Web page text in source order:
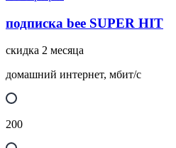
подписка bee SUPER HIT
скидка 2 месяца
домашний интернет, мбит/с
200